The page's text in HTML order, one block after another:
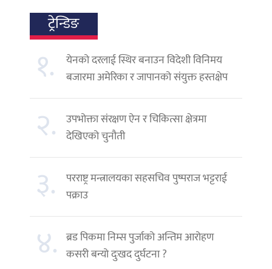
ट्रेन्डिङ
१.
येनको दरलाई स्थिर बनाउन विदेशी विनिमय
बजारमा अमेरिका र जापानको संयुक्त हस्तक्षेप
२. उपभोक्ता संरक्षण ऐन र चिकित्सा क्षेत्रमा
देखिएको चुनौती
३.
परराष्ट्र मन्त्रालयका सहसचिव पुष्पराज भट्टराई
पक्राउ
४. ब्रड पिकमा निम्स पुर्जाको अन्तिम आरोहण
कसरी बन्यो दुःखद दुर्घटना ?